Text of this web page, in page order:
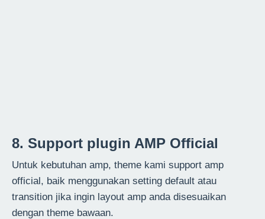
8. Support plugin AMP Official
Untuk kebutuhan amp, theme kami support amp
official, baik menggunakan setting default atau
transition jika ingin layout amp anda disesuaikan
dengan theme bawaan.